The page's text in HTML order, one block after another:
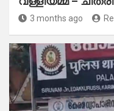
3 months ago